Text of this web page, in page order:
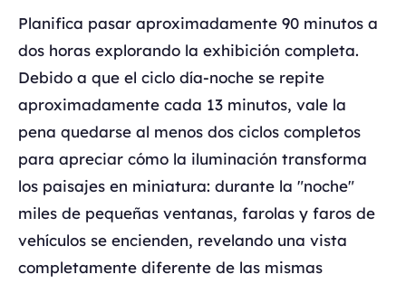
Planifica pasar aproximadamente 90 minutos a
dos horas explorando la exhibición completa.
Debido a que el ciclo día-noche se repite
aproximadamente cada 13 minutos, vale la
pena quedarse al menos dos ciclos completos
para apreciar cómo la iluminación transforma
los paisajes en miniatura: durante la "noche"
miles de pequeñas ventanas, farolas y faros de
vehículos se encienden, revelando una vista
completamente diferente de las mismas